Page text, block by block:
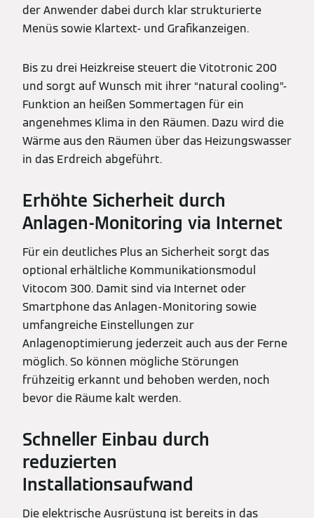
der Anwender dabei durch klar strukturierte
Menüs sowie Klartext- und Grafikanzeigen.
Bis zu drei Heizkreise steuert die Vitotronic 200
und sorgt auf Wunsch mit ihrer “natural cooling”-
Funktion an heißen Sommertagen für ein
angenehmes Klima in den Räumen. Dazu wird die
Wärme aus den Räumen über das Heizungswasser
in das Erdreich abgeführt.
Erhöhte Sicherheit durch
Anlagen-Monitoring via Internet
Für ein deutliches Plus an Sicherheit sorgt das
optional erhältliche Kommunikationsmodul
Vitocom 300. Damit sind via Internet oder
Smartphone das Anlagen-Monitoring sowie
umfangreiche Einstellungen zur
Anlagenoptimierung jederzeit auch aus der Ferne
möglich. So können mögliche Störungen
frühzeitig erkannt und behoben werden, noch
bevor die Räume kalt werden.
Schneller Einbau durch
reduzierten
Installationsaufwand
Die elektrische Ausrüstung ist bereits in das